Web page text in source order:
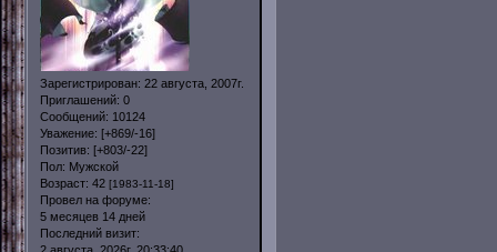
Зарегистрирован: 22 августа, 2007г.
Приглашений: 0
Сообщений: 10124
Уважение: [+869/-16]
Позитив: [+803/-22]
Пол: Мужской
Возраст: 42 [1983-11-18]
Провел на форуме:
5 месяцев 14 дней
Последний визит: